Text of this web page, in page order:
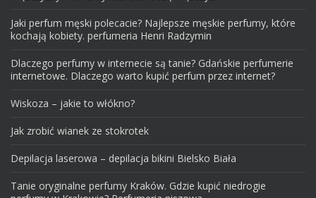
Jaki perfum męski polecacie? Najlepsze męskie perfumy, które
kochają kobiety. perfumeria Henri Radzymin
Dlaczego perfumy w internecie są tanie? Gdańskie perfumerie
internetowe. Dlaczego warto kupić perfum przez internet?
Wiskoza – jakie to włókno?
Jak zrobić wianek ze stokrotek
Depilacja laserowa – depilacja bikini Bielsko Biała
Tanie oryginalne perfumy Kraków. Gdzie kupić niedrogie